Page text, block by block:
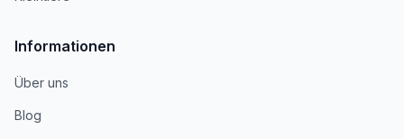
Informationen
Über uns
Blog